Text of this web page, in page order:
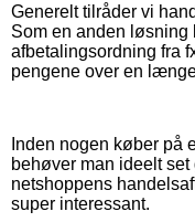
Generelt tilråder vi
Som en anden løsning
afbetalingsordning fra
pengene over en
Inden nogen køber på
behøver man ideelt
netshoppens
super interessant.